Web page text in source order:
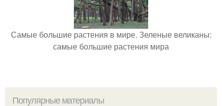
Самые большие растения в мире. Зеленые великаны:
самые большие растения мира
Популярные материалы